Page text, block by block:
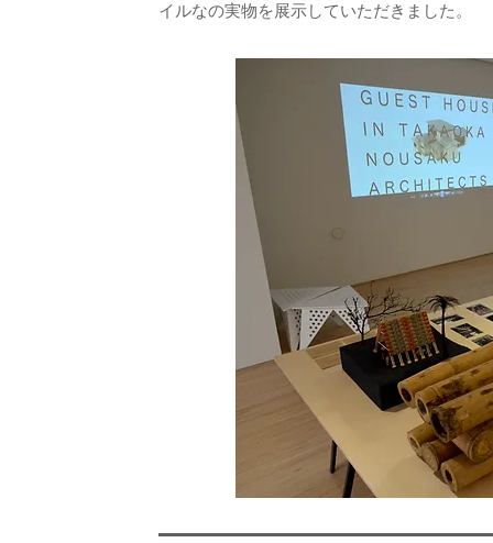
イルなの実物を展示していただきました。